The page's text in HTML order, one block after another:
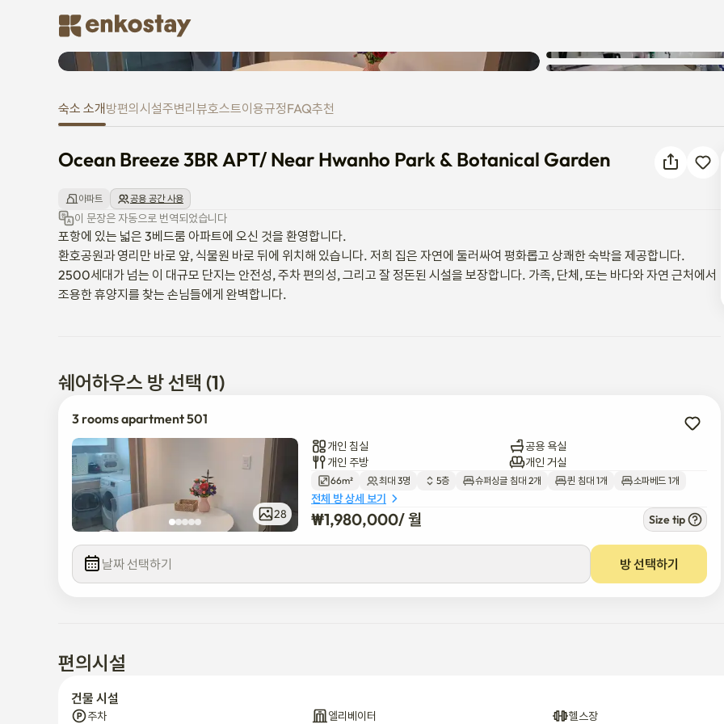
Ocean Breeze 3BR APT/ Near Hwanho Park & Botanical
숙소 소개 방편의시설주변리뷰호스트이용규정FAQ추천
Ocean Breeze 3BR APT/ Near Hwanho Park & Botanical Garden
아파트 공용 공간 사용
이 문장은 자동으로 번역되었습니다
포항에 있는 넓은 3베드룸 아파트에 오신 것을 환영합니다.
환호공원과 영리만 바로 앞, 식물원 바로 뒤에 위치해 있습니다. 저희 집은 자연에 둘러싸여 평화롭고 상쾌한 숙박을 제공합니다.
2500세대가 넘는 이 대규모 단지는 안전성, 주차 편의성, 그리고 잘 정돈된 시설을 보장합니다. 가족, 단체, 또는 바다와 자연 근처에서
조용한 휴양지를 찾는 손님들에게 완벽합니다.
쉐어하우스 방 선택 (1)
3 rooms apartment 501
28
개인 침실
공용 욕실
개인 주방
개인 거실
66m² 최대 3명 5층 슈퍼싱글 침대 2개 퀸 침대 1개 소파베드 1개
전체 방 상세 보기
₩1,980,000/ 월 Size tip
날짜 선택하기 방 선택하기
편의시설
건물 시설
주차 엘리베이터 헬스장